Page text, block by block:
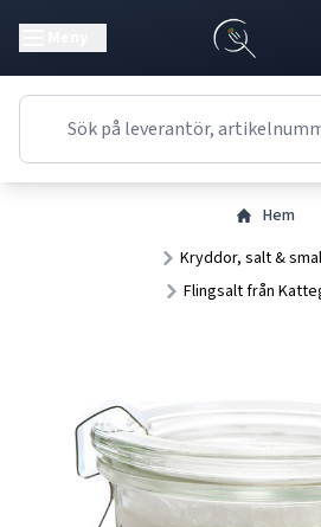
Hem
Kryddor, salt &
Flingsalt från